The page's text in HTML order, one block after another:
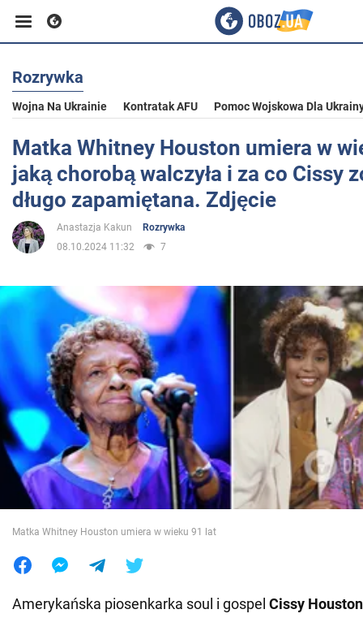
Biznes
Sport
Rozrywka
Życie
Polityka
Społeczeństwo
Wojna na Ukrainie
Świat
Jedzenie
Rozrywka
Wojna Na Ukrainie Kontratak AFU Pomoc Wojskowa Dla
Matka Whitney Houston umiera w
jaką chorobą walczyła i za co Cissy
długo zapamiętana. Zdjęcie
Anastazja Kakun
Rozrywka
08.10.2024 11:32
7
Matka Whitney Houston umiera w wieku 91 lat
Amerykańska piosenkarka soul i gospel Cissy Houston